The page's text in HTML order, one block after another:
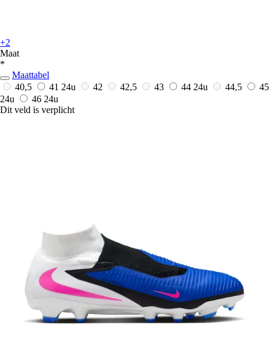
+2
Maat
*
Maattabel
40,5
41 24u 42 42,5 43 44 24u 44,5
45
24u
46 24u
Dit veld is verplicht